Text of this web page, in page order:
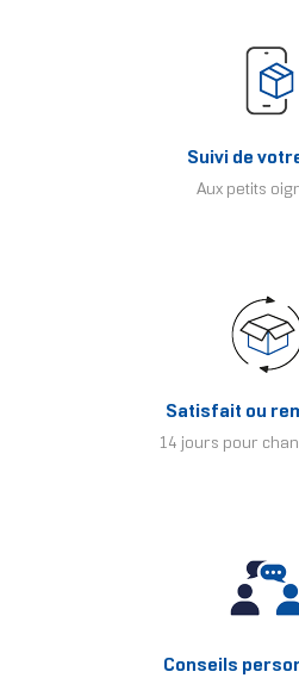
Suivi de
Aux petits
Satisfait ou
14 jours pour
Conseils